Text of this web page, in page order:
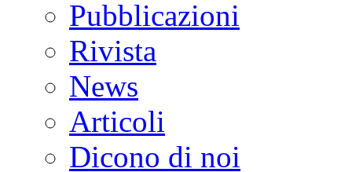
Pubblicazioni
Rivista
News
Articoli
Dicono di noi